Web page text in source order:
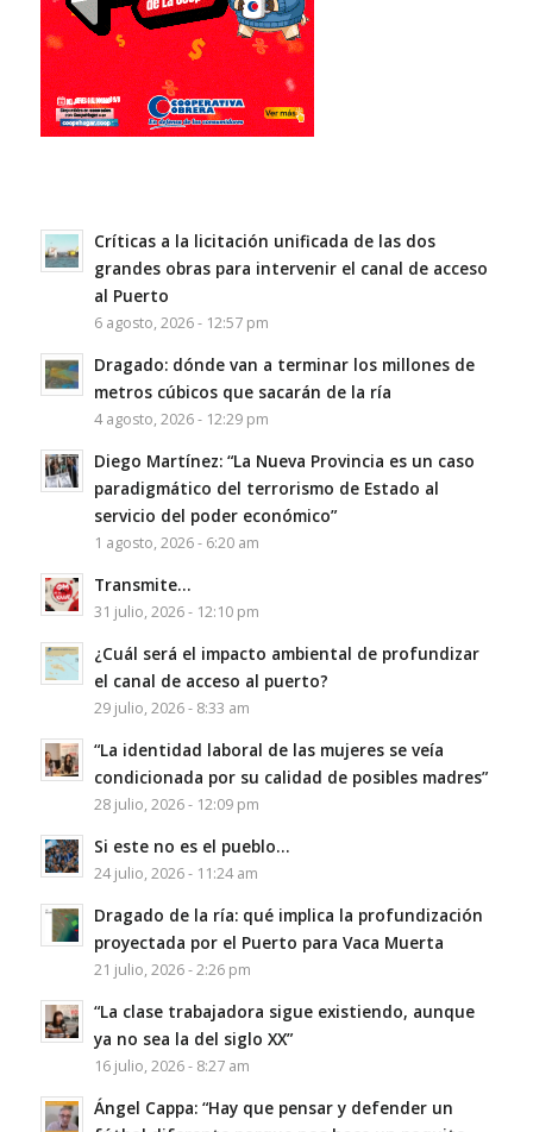
Críticas a la licitación unificada de las dos
grandes obras para intervenir el canal de acceso
al Puerto
6 agosto, 2026 - 12:57 pm
Dragado: dónde van a terminar los millones de
metros cúbicos que sacarán de la ría
4 agosto, 2026 - 12:29 pm
Diego Martínez: “La Nueva Provincia es un caso
paradigmático del terrorismo de Estado al
servicio del poder económico”
1 agosto, 2026 - 6:20 am
Transmite…
31 julio, 2026 - 12:10 pm
¿Cuál será el impacto ambiental de profundizar
el canal de acceso al puerto?
29 julio, 2026 - 8:33 am
“La identidad laboral de las mujeres se veía
condicionada por su calidad de posibles madres”
28 julio, 2026 - 12:09 pm
Si este no es el pueblo…
24 julio, 2026 - 11:24 am
Dragado de la ría: qué implica la profundización
proyectada por el Puerto para Vaca Muerta
21 julio, 2026 - 2:26 pm
“La clase trabajadora sigue existiendo, aunque
ya no sea la del siglo XX”
16 julio, 2026 - 8:27 am
Ángel Cappa: “Hay que pensar y defender un